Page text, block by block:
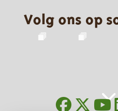
Volg ons op